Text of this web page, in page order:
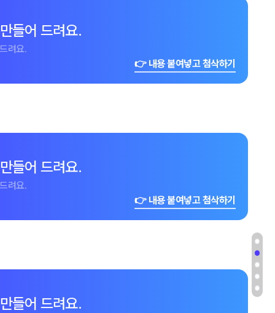
들어 드려요.
려요.
👉 내용 붙여넣고 첨삭하기
들어 드려요.
려요.
👉 내용 붙여넣고 첨삭하기
들어 드려요.